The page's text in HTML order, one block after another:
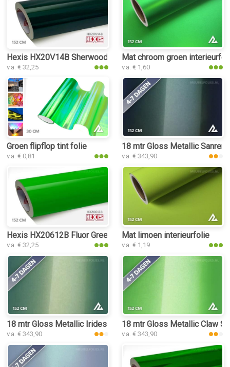
Hexis HX20V14B Sherwood Green Gloss interieurfolie
v.a. € 32,25
Mat chroom groen
v.a. € 1,60
Groen flipflop tint folie
v.a. € 0,81
18 mtr Gloss Metallic
v.a. € 343,90
Hexis HX20612B Fluor Green Gloss interieurfolie
v.a. € 32,25
Mat limoen interieurfolie
v.a. € 1,19
18 mtr Gloss Metallic Iridescent Emerald 3147 interieurfolie
v.a. € 343,90
18 mtr Gloss Metallic Claw
v.a. € 343,90